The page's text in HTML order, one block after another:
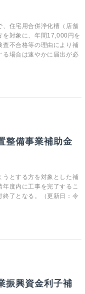
住宅用合併浄化槽（店舗
を対象に、年間17,000円を
査不合格等の理由により補
る場合は速やかに届出が必
整備事業補助金
うとする方を対象とした補
度内に工事を完了するこ
終了となる。（更新日：令
振興資金利子補